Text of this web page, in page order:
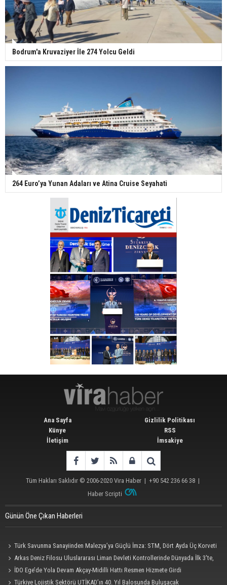
Bodrum'a Kruvaziyer İle 274 Yolcu Geldi
264 Euro’ya Yunan Adaları ve Atina Cruise Seyahati
Ana Sayfa
Künye
İletişim
Gizlilik Politikası
RSS
İmsakiye
Tüm Hakları Saklıdır © 2006-2020 Vira Haber | +90 542 236 66 38 |
Haber Scripti
Günün Öne Çıkan Haberleri
Türk Savunma Sanayiinden Malezya’ya Güçlü İmza: STM, Dört Ayda Üç Korveti
Denize İndirdi
Arkas Deniz Filosu Uluslararası Liman Devleti Kontrollerinde Dünyada İlk 3'te,
Kendi Kategorisinde Lider
İDO Ege’de Yola Devam Akçay-Midilli Hattı Resmen Hizmete Girdi
Türkiye Lojistik Sektörü UTİKAD’ın 40. Yıl Balosunda Buluşacak